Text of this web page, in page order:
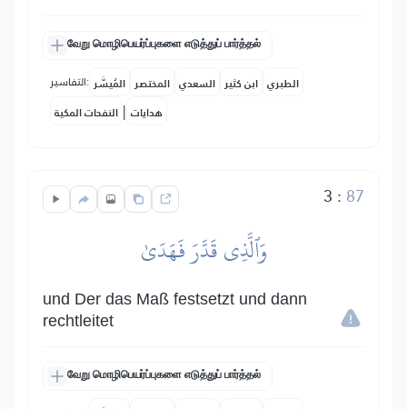
வேறு மொழிபெயர்ப்புகளை எடுத்துப் பார்த்தல்
التفاسير: المُيسَّر المختصر السعدي ابن كثير الطبري
النفحات المكية | هدايات
3 : 87
وَٱلَّذِي قَدَّرَ فَهَدَىٰ
und Der das Maß festsetzt und dann
rechtleitet
வேறு மொழிபெயர்ப்புகளை எடுத்துப் பார்த்தல்